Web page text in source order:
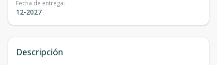
Fecha de entrega:
12-2027
Descripción